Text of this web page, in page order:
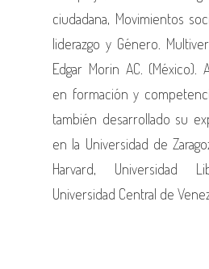
ciudadana, Movimientos
liderazgo y Género.
Edgar Morin AC. (México).
en formación y
también desarrollado su
en la Universidad de
Harvard, Universidad
Universidad Central de